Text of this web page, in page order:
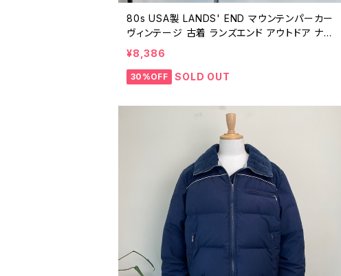
80s USA製 LANDS' END マウンテンパーカー
ヴィンテージ 古着 ランズエンド アウトドア ナイ
ロンジャケット ロクヨンクロス えんじ ボルドー
マルーン バーガンディ 80年代 ビンテージ L 2
6010608
¥8,386
30%OFF SOLD OUT